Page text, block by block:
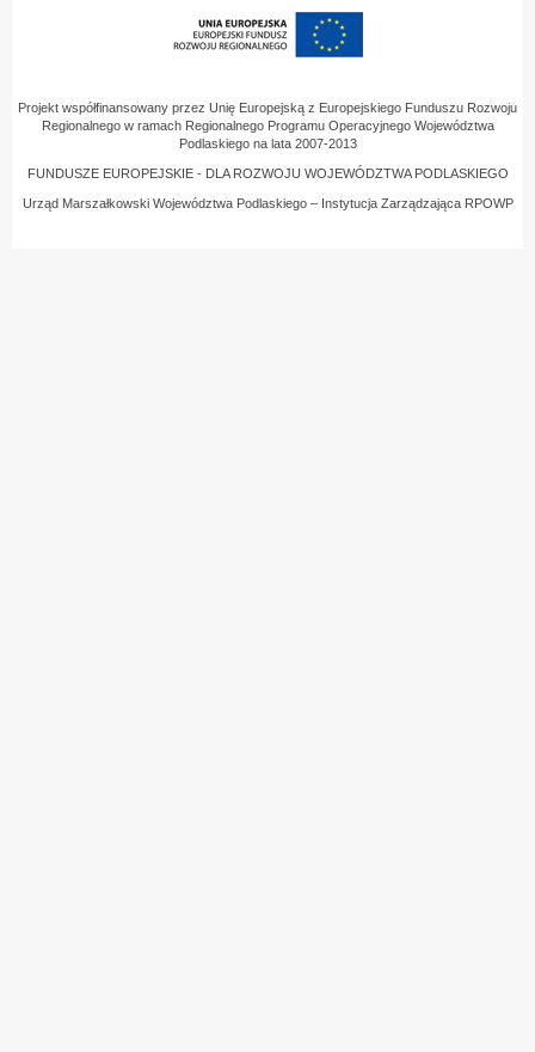
Projekt współfinansowany przez Unię Europejską z Europejskiego Funduszu Rozwoju
Regionalnego w ramach Regionalnego Programu Operacyjnego Województwa
Podlaskiego na lata 2007-2013
FUNDUSZE EUROPEJSKIE - DLA ROZWOJU WOJEWÓDZTWA PODLASKIEGO
Urząd Marszałkowski Województwa Podlaskiego – Instytucja Zarządzająca RPOWP